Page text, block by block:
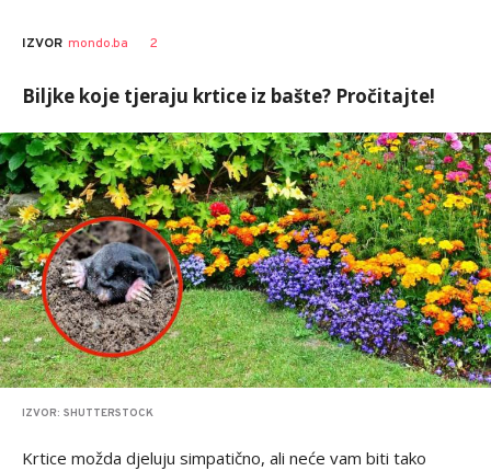
IZVOR mondo.ba 2
Biljke koje tjeraju krtice iz bašte? Pročitajte!
IZVOR: SHUTTERSTOCK
Krtice možda djeluju simpatično, ali neće vam biti tako